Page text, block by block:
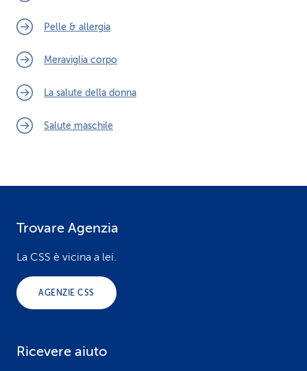
Pelle & allergia
Meraviglia corpo
La salute della donna
Salute maschile
Trovare Agenzia
La CSS è vicina a lei.
AGENZIE CSS
Ricevere aiuto